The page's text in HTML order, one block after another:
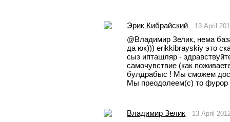
Эрик Кибрайский 13 April
@Владимир Зелик, нема
да юк))) erikkibrayskiy это
сыз ипташляр -
самочувствие (как
булдрабыс ! Мы сможем
Мы преодолеем(с) то фурор
Владимир Зелик 13 April